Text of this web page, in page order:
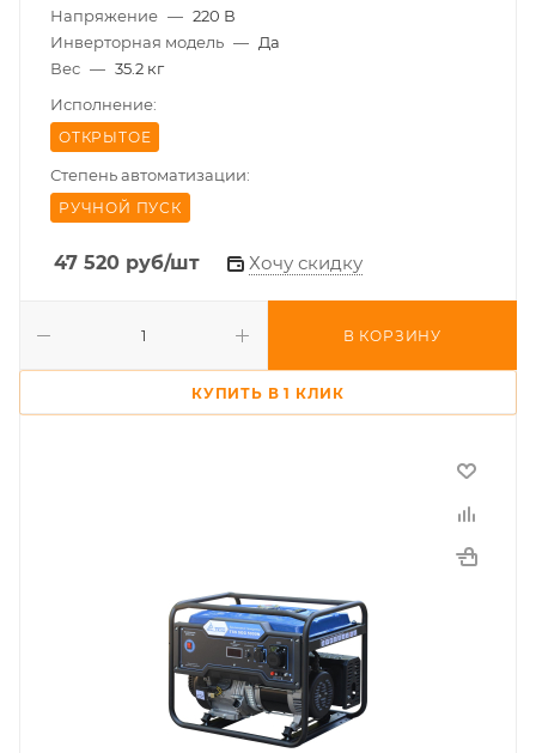
Напряжение — 220 В
Инверторная модель — Да
Вес — 35.2 кг
Исполнение:
ОТКРЫТОЕ
Степень автоматизации:
РУЧНОЙ ПУСК
47 520 руб/шт Хочу скидку
В КОРЗИНУ
КУПИТЬ В 1 КЛИК